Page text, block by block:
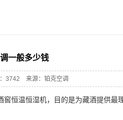
一般多少钱
3742 来源：铂克空调
恒温恒湿机，目的是为藏酒提供最